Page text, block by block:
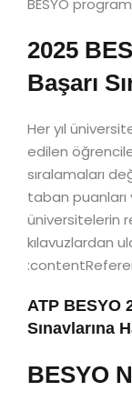
BESYO
2025
Başarı
Her yıl
edilen
sıralamaları
taban puanları
üniversitelerin
kılavuzlardan
ATP BESYO
Sınavlarına
BESYO